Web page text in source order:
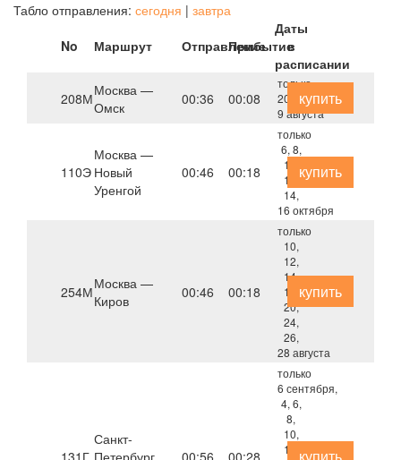
Табло отправления: сегодня | завтра
No
Маршрут Отправление
Прибытие
Даты
в
расписании
208ММосква —
Омск
00:36 00:08
только
20 июля,
9 августа
купить
110Э
Москва —
Новый
Уренгой
00:46 00:18
только
6, 8,
10,
12,
14,
16 октября
купить
254ММосква —
Киров
00:46 00:18
только
10,
12,
14,
16,
20,
24,
26,
28 августа
купить
131Г
Санкт-
Петербург
00:56 00:28
только
6 сентября,
4, 6,
8,
10,
12,